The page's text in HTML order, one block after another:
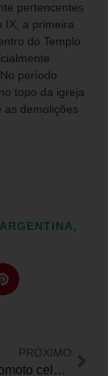
pertencentes
IX, a primeira
do Templo
período
topo da igreja
as demolições
,
PRÓXIMO
Instituto Ajinomoto celebra 10 anos de parceria com Clube Inclusivo de Limeira, em SP